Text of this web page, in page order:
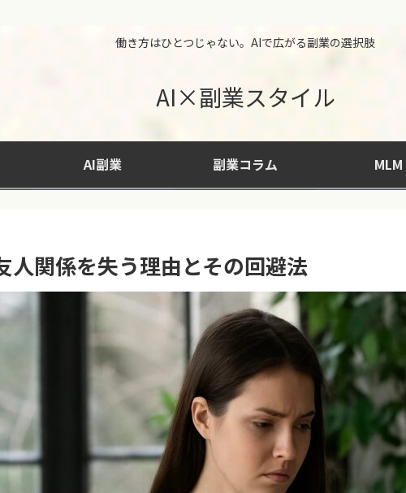
働き方はひとつじゃない。AIで広がる副業の選択肢
AI×副業スタイル
AI副業 副業コラム MLM
人関係を失う理由とその回避法